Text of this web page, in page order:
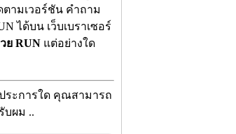
ตามเวอร์ชัน คำถาม
ได้บน เว็บเบราเซอร์
ย RUN แต่อย่างใด
ระการใด คุณสามารถ
บผม ..